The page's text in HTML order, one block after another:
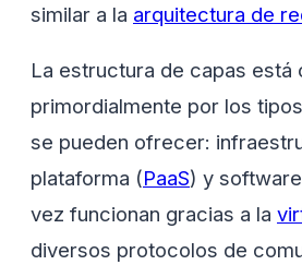
similar a la arquitectura de
La estructura de capas está
primordialmente por los
se pueden ofrecer:
plataforma (PaaS) y
vez funcionan gracias a la
diversos protocolos de